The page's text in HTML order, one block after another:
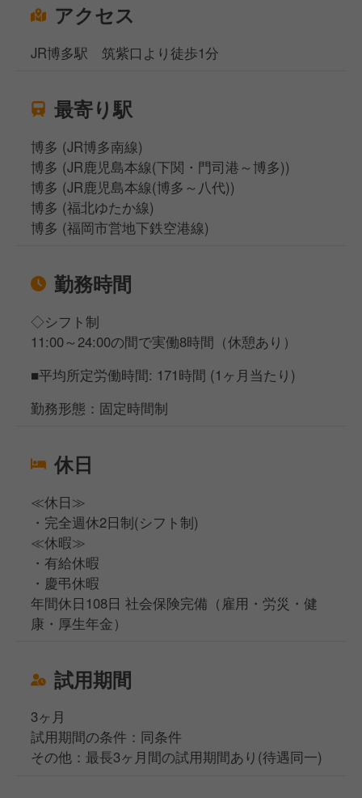
アクセス
JR博多駅 筑紫口より徒歩1分
最寄り駅
博多 (JR博多南線)
博多 (JR鹿児島本線(下関・門司港～博多))
博多 (JR鹿児島本線(博多～八代))
博多 (福北ゆたか線)
博多 (福岡市営地下鉄空港線)
勤務時間
◇シフト制
11:00～24:00の間で実働8時間（休憩あり）
■平均所定労働時間: 171時間 (1ヶ月当たり)
勤務形態：固定時間制
休日
≪休日≫
・完全週休2日制(シフト制)
≪休暇≫
・有給休暇
・慶弔休暇
年間休日108日 社会保険完備（雇用・労災・健
康・厚生年金）
試用期間
3ヶ月
試用期間の条件：同条件
その他：最長3ヶ月間の試用期間あり(待遇同一)